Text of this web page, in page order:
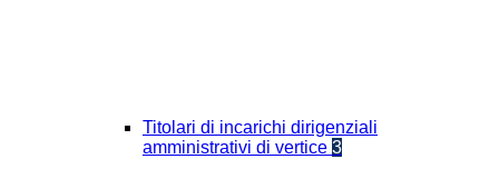
Titolari di incarichi dirigenziali
amministrativi di vertice 3